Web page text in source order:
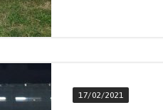
17/02/2021